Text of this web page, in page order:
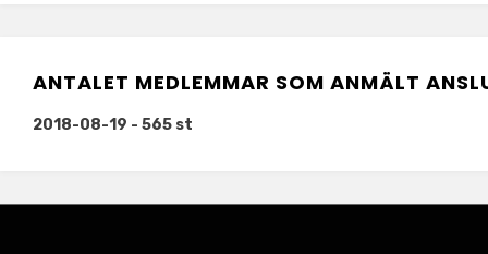
ANTALET MEDLEMMAR SOM ANMÄLT
2018-08-19 - 565 st